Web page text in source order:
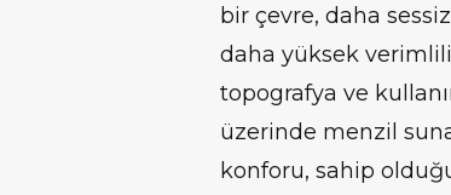
bir çevre, daha
daha yüksek
topografya ve
üzerinde menzil
konforu, sahip